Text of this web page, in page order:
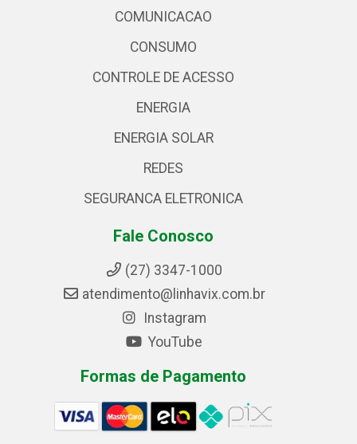
COMUNICACAO
CONSUMO
CONTROLE DE ACESSO
ENERGIA
ENERGIA SOLAR
REDES
SEGURANCA ELETRONICA
Fale Conosco
(27) 3347-1000
atendimento@linhavix.com.br
Instagram
YouTube
Formas de Pagamento